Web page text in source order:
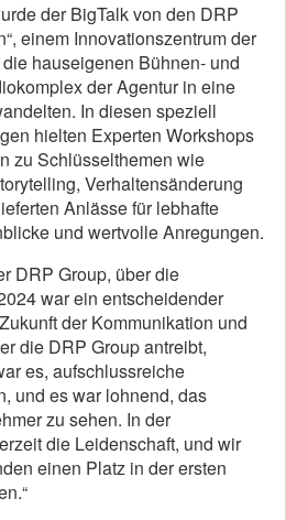
der BigTalk von den DRP
einem Innovationszentrum der
hauseigenen Bühnen- und
der Agentur in eine
In diesen speziell
hielten Experten Workshops
zu Schlüsselthemen wie
Verhaltensänderung
Anlässe für lebhafte
und wertvolle Anregungen.
DRP Group, über die
war ein entscheidender
der Kommunikation und
die DRP Group antreibt,
es, aufschlussreiche
und es war lohnend, das
zu sehen. In der
die Leidenschaft, und wir
einen Platz in der ersten